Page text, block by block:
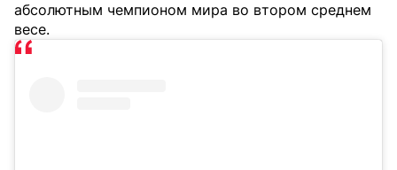
абсолютным чемпионом мира во втором среднем
весе.